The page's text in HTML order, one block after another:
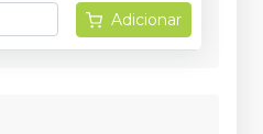
Adicionar